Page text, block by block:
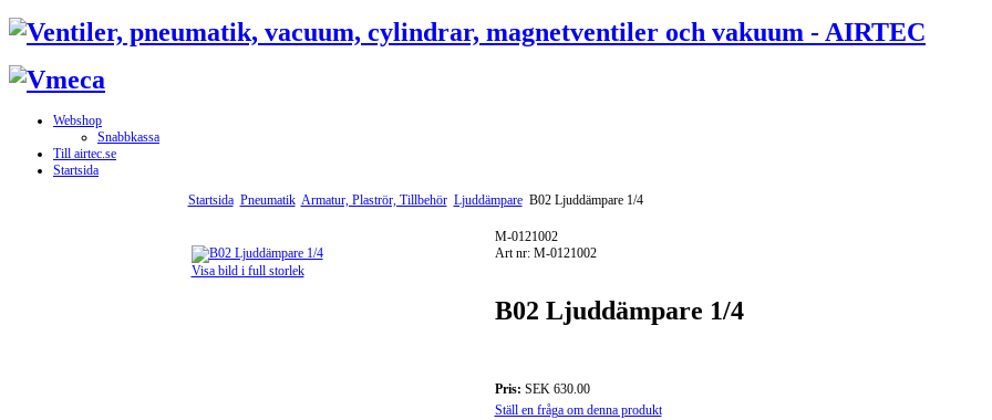
Webshop
Snabbkassa
Till airtec.se
Startsida
Startsida Pneumatik Armatur, Plaströr, Tillbehör Ljuddämpare B02 Ljuddämpare 1/4
Visa bild i full storlek
M-0121002
Art nr: M-0121002
B02 Ljuddämpare 1/4
Pris: SEK 630.00
Ställ en fråga om denna produkt